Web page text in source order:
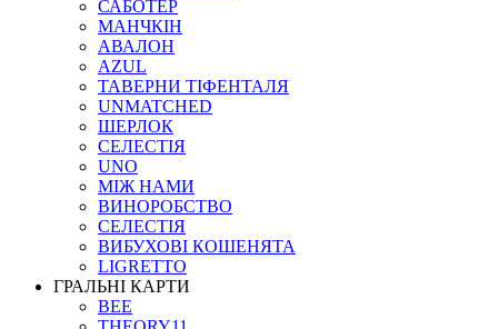
САБОТЕР
МАНЧКІН
АВАЛОН
AZUL
ТАВЕРНИ ТІФЕНТАЛЯ
UNMATCHED
ШЕРЛОК
СЕЛЕСТІЯ
UNO
МІЖ НАМИ
ВИНОРОБСТВО
СЕЛЕСТІЯ
ВИБУХОВІ КОШЕНЯТА
LIGRETTO
ГРАЛЬНІ КАРТИ
BEE